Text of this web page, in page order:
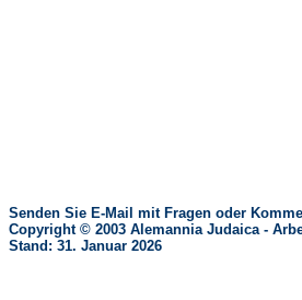
Senden Sie E-Mail mit Fragen oder
Copyright © 2003 Alemannia Judaica -
Stand: 31. Januar 2026